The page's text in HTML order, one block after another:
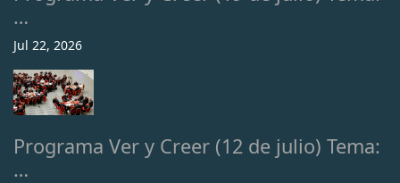
…
Jul 22, 2026
Programa Ver y Creer (12 de julio) Tema:
…